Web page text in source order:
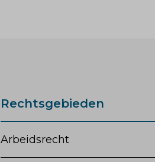
Rechtsgebieden
Arbeidsrecht